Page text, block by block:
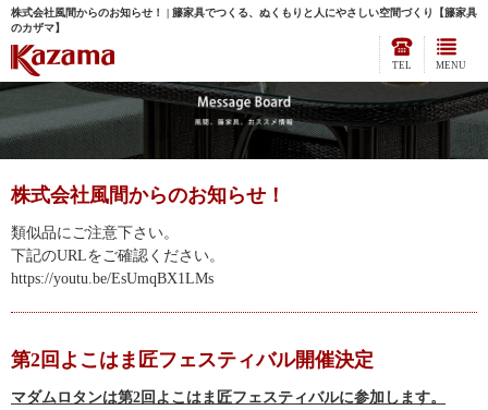
株式会社風間からのお知らせ！ | 籐家具でつくる、ぬくもりと人にやさしい空間づくり【籐家具
のカザマ】
MENU
TEL
株式会社風間からのお知らせ！
類似品にご注意下さい。
下記のURLをご確認ください。
https://youtu.be/EsUmqBX1LMs
第2回よこはま匠フェスティバル開催決定
マダムロタンは第2回よこはま匠フェスティバルに参加します。